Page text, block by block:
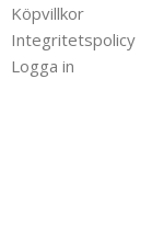
Köpvillkor
Integritetspolicy
Logga in